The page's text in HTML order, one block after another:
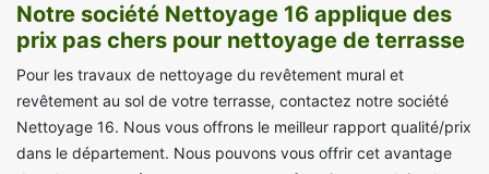
Notre société Nettoyage 16 applique des
prix pas chers pour nettoyage de terrasse
Pour les travaux de nettoyage du revêtement mural et
revêtement au sol de votre terrasse, contactez notre société
Nettoyage 16. Nous vous offrons le meilleur rapport qualité/prix
dans le département. Nous pouvons vous offrir cet avantage